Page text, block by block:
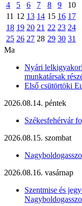
4
5 6 7 8 9
10
11 12 13 14 15 16 17
18 19 20 21 22 23 24
25 26 27 28 29 30 31
Ma
Nyári
munkatársak
Első csütörtöki
2026.08.14. péntek
Székesfehérvár
2026.08.15. szombat
2026.08.16. vasárnap
Szentmise és